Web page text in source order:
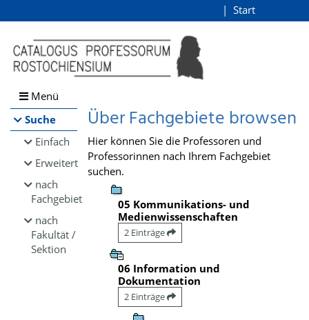
Browsen
direkt zum Inhalt
Start
Menü
Suche
Einfach
Erweitert
nach
Fachgebiet
nach
Fakultät /
Sektion
Über Fachgebiete browsen
Hier können Sie die Professoren und
Professorinnen nach Ihrem Fachgebiet
suchen.
05 Kommunikations- und
Medienwissenschaften
2 Einträge
06 Information und
Dokumentation
2 Einträge